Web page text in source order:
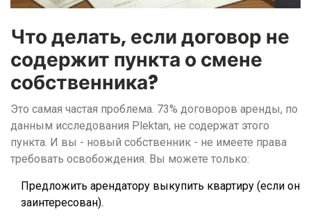
Что делать, если договор не
содержит пункта о смене
собственника?
Это самая частая проблема. 73% договоров аренды, по
данным исследования Plektan, не содержат этого
пункта. И вы - новый собственник - не имеете права
требовать освобождения. Вы можете только:
Предложить арендатору выкупить квартиру (если он
заинтересован).